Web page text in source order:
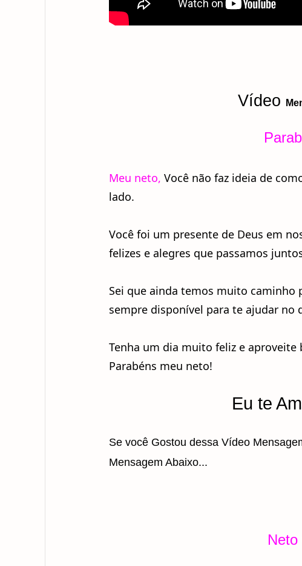
Vídeo
Meu neto, Você não faz ideia de
lado.
Você foi um presente de Deus em
felizes e alegres que passamos
Sei que ainda temos muito caminho
sempre disponível para te ajudar no
Tenha um dia muito feliz e aproveite
Parabéns meu neto!
Eu te
Se você Gostou dessa Vídeo
Mensagem Abaixo...
Neto